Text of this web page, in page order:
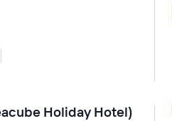
Holiday Hotel)